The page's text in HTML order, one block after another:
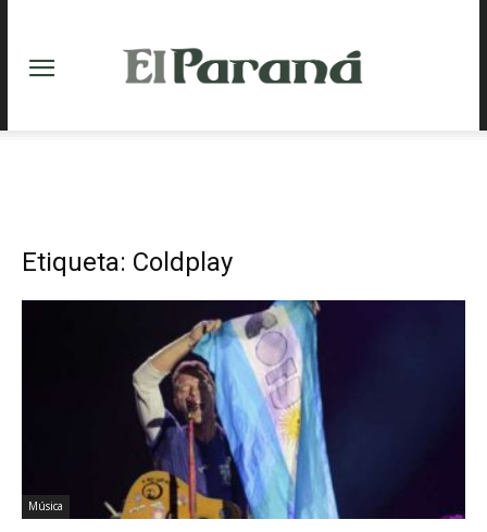
Etiqueta: Coldplay
Música